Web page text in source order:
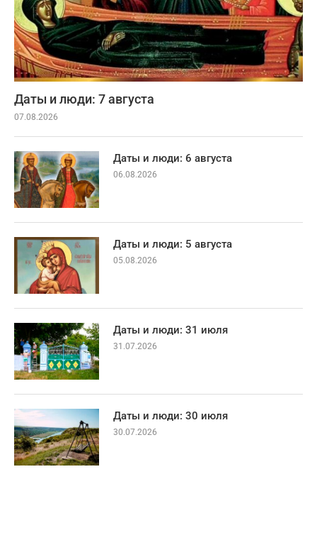
Даты и люди: 7 августа
07.08.2026
Даты и люди: 6 августа
06.08.2026
Даты и люди: 5 августа
05.08.2026
Даты и люди: 31 июля
31.07.2026
Даты и люди: 30 июля
30.07.2026